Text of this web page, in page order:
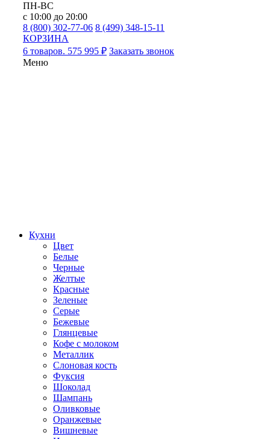
ПН-ВС
с 10:00 до 20:00
8 (800) 302-77-06 8 (499) 348-15-11
КОРЗИНА
6 товаров. 575 995 ₽ Заказать звонок
Меню
Кухни
Цвет
Белые
Черные
Желтые
Красные
Зеленые
Серые
Бежевые
Глянцевые
Кофе с молоком
Металлик
Слоновая кость
Фуксия
Шоколад
Шампань
Оливковые
Оранжевые
Вишневые